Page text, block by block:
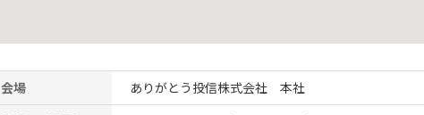
会場
ありがとう投信株式会社 本社